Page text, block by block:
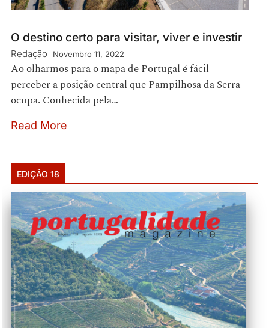
O destino certo para visitar, viver e investir
Redação Novembro 11, 2022
Ao olharmos para o mapa de Portugal é fácil
perceber a posição central que Pampilhosa da Serra
ocupa. Conhecida pela…
Read More
EDIÇÃO 18